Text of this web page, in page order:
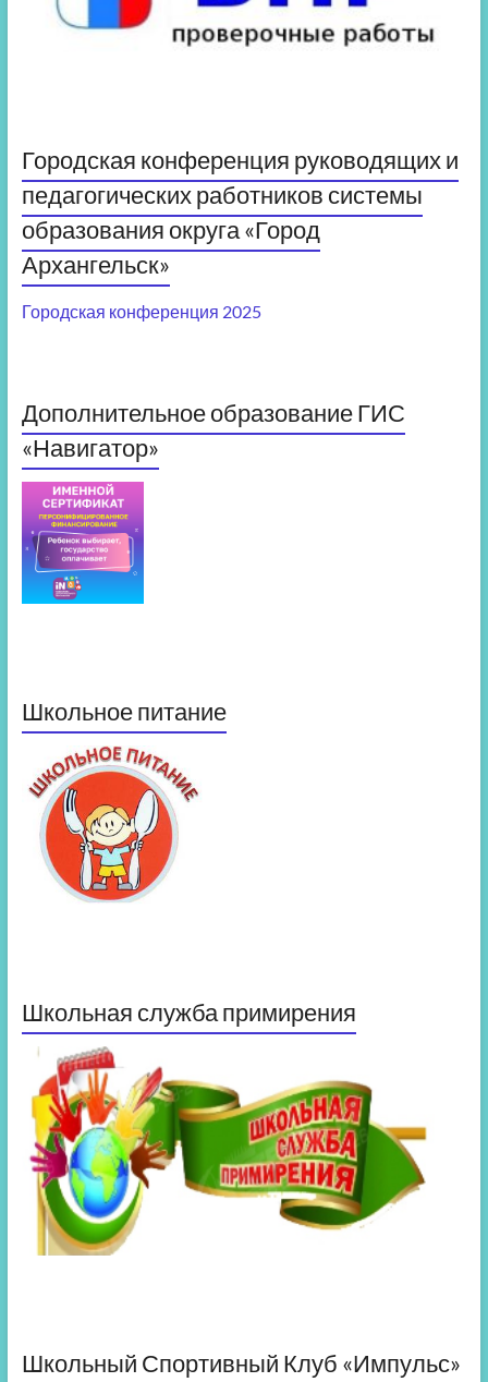
Городская конференция руководящих и
педагогических работников системы
образования округа «Город
Архангельск»
Городская конференция 2025
Дополнительное образование ГИС
«Навигатор»
Школьное питание
Школьная служба примирения
Школьный Спортивный Клуб «Импульс»